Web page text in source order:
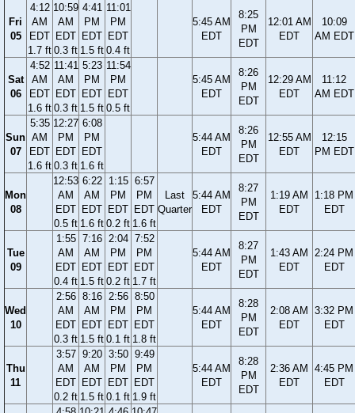
Fri
05
4:12
AM
EDT
1.7 ft
10:59
AM
EDT
0.3 ft
4:41
PM
EDT
1.5 ft
11:01
PM
EDT
0.4 ft
5:45 AM
EDT
8:25
PM
EDT
12:01 AM
EDT
10:09
AM EDT
Sat
06
4:52
AM
EDT
1.6 ft
11:41
AM
EDT
0.3 ft
5:23
PM
EDT
1.5 ft
11:54
PM
EDT
0.5 ft
5:45 AM
EDT
8:26
PM
EDT
12:29 AM
EDT
11:12
AM EDT
Sun
07
5:35
AM
EDT
1.6 ft
12:27
PM
EDT
0.3 ft
6:08
PM
EDT
1.6 ft
5:44 AM
EDT
8:26
PM
EDT
12:55 AM
EDT
12:15
PM EDT
Mon
08
12:53
AM
EDT
0.5 ft
6:22
AM
EDT
1.6 ft
1:15
PM
EDT
0.2 ft
6:57
PM
EDT
1.6 ft
Last
Quarter
5:44 AM
EDT
8:27
PM
EDT
1:19 AM
EDT
1:18 PM
EDT
Tue
09
1:55
AM
EDT
0.4 ft
7:16
AM
EDT
1.5 ft
2:04
PM
EDT
0.2 ft
7:52
PM
EDT
1.7 ft
5:44 AM
EDT
8:27
PM
EDT
1:43 AM
EDT
2:24 PM
EDT
Wed
10
2:56
AM
EDT
0.3 ft
8:16
AM
EDT
1.5 ft
2:56
PM
EDT
0.1 ft
8:50
PM
EDT
1.8 ft
5:44 AM
EDT
8:28
PM
EDT
2:08 AM
EDT
3:32 PM
EDT
Thu
11
3:57
AM
EDT
0.2 ft
9:20
AM
EDT
1.5 ft
3:50
PM
EDT
0.1 ft
9:49
PM
EDT
1.9 ft
5:44 AM
EDT
8:28
PM
EDT
2:36 AM
EDT
4:45 PM
EDT